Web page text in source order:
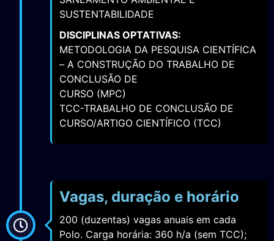
SUSTENTABILIDADE
DISCIPLINAS OPTATIVAS:
METODOLOGIA DA PESQUISA CIENTÍFICA
– A CONSTRUÇÃO DO TRABALHO DE
CONCLUSÃO DE
CURSO (MPC)
TCC-TRABALHO DE CONCLUSÃO DE
CURSO/ARTIGO CIENTÍFICO (TCC)
Vagas, duração e horário
200 (duzentas) vagas anuais em cada
Polo. Carga horária: 360 h/a (sem TCC);